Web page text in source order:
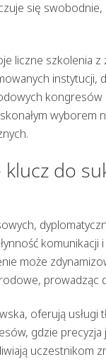
się
liczne szkolenia
do
może
prowadząc
oferują
gdzie